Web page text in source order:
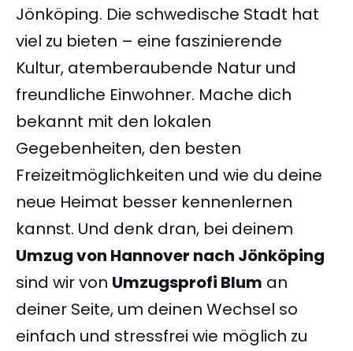
Jönköping. Die schwedische Stadt hat
viel zu bieten – eine faszinierende
Kultur, atemberaubende Natur und
freundliche Einwohner. Mache dich
bekannt mit den lokalen
Gegebenheiten, den besten
Freizeitmöglichkeiten und wie du deine
neue Heimat besser kennenlernen
kannst. Und denk dran, bei deinem
Umzug von Hannover nach Jönköping
sind wir von Umzugsprofi Blum an
deiner Seite, um deinen Wechsel so
einfach und stressfrei wie möglich zu